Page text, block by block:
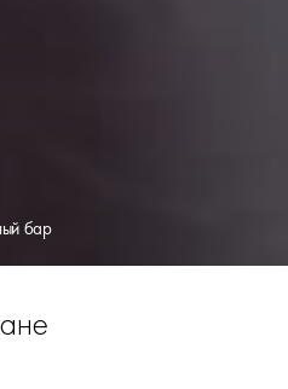
СЕНТЯБРЬ
панорамный вид
бар